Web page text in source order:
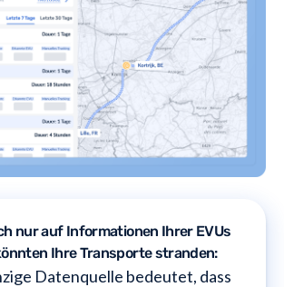
nur auf Informationen Ihrer EVUs
Ihre Transporte stranden:
Datenquelle bedeutet, dass